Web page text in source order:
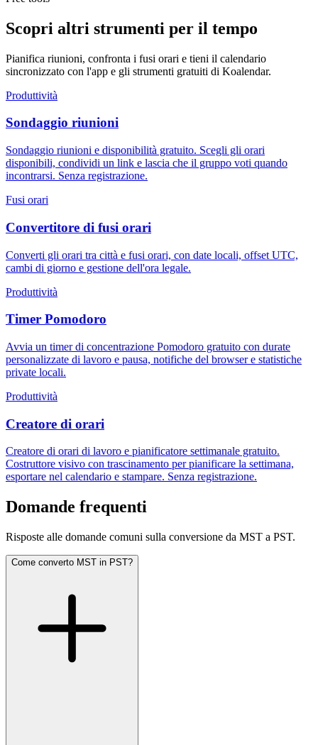
Scopri altri strumenti per il tempo
Pianifica riunioni, confronta i fusi orari e tieni il calendario
sincronizzato con l'app e gli strumenti gratuiti di Koalendar.
Produttività
Sondaggio riunioni
Sondaggio riunioni e disponibilità gratuito. Scegli gli orari
disponibili, condividi un link e lascia che il gruppo voti quando
incontrarsi. Senza registrazione.
Fusi orari
Convertitore di fusi orari
Converti gli orari tra città e fusi orari, con date locali, offset UTC,
cambi di giorno e gestione dell'ora legale.
Produttività
Timer Pomodoro
Avvia un timer di concentrazione Pomodoro gratuito con durate
personalizzate di lavoro e pausa, notifiche del browser e statistiche
private locali.
Produttività
Creatore di orari
Creatore di orari di lavoro e pianificatore settimanale gratuito.
Costruttore visivo con trascinamento per pianificare la settimana,
esportare nel calendario e stampare. Senza registrazione.
Domande frequenti
Risposte alle domande comuni sulla conversione da MST a PST.
Come converto MST in PST?